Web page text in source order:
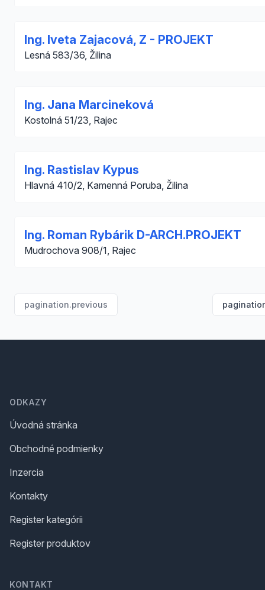
Ing. Iveta Zajacová, Z - PROJEKT
Lesná 583/36, Žilina
Ing. Jana Marcineková
Kostolná 51/23, Rajec
Ing. Rastislav Kypus
Hlavná 410/2, Kamenná Poruba, Žilina
Ing. Roman Rybárik D-ARCH.PROJEKT
Mudrochova 908/1, Rajec
pagination.previous
ODKAZY
Úvodná stránka
Obchodné podmienky
Inzercia
Kontakty
Register kategórii
Register produktov
KONTAKT